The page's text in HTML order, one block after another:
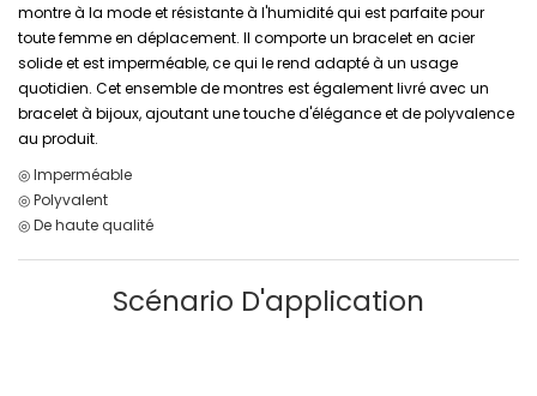
montre à la mode et résistante à l'humidité qui est parfaite pour
toute femme en déplacement. Il comporte un bracelet en acier
solide et est imperméable, ce qui le rend adapté à un usage
quotidien. Cet ensemble de montres est également livré avec un
bracelet à bijoux, ajoutant une touche d'élégance et de polyvalence
au produit.
◎ Imperméable
◎ Polyvalent
◎ De haute qualité
Scénario D'application